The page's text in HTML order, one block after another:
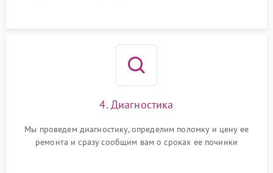
4. Диагностика
Мы проведем диагностику, определим поломку и цену ее
ремонта и сразу сообщим вам о сроках ее починки